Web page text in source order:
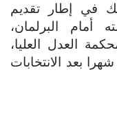
في إطار تقديم
أمام البرلمان،
محكمة العدل العليا،
بعد الانتخابات